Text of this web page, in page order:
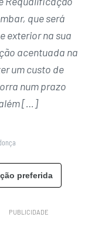
que será
exterior na sua
acentuada na
um custo de
num prazo
[…]
preferida